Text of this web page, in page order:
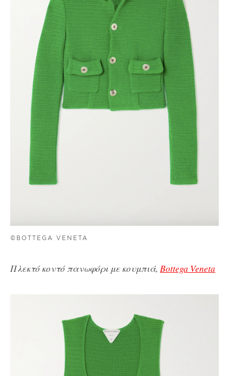
©BOTTEGA VENETA
Πλεκτό κοντό πανωφόρι με κουμπιά, Bottega Veneta